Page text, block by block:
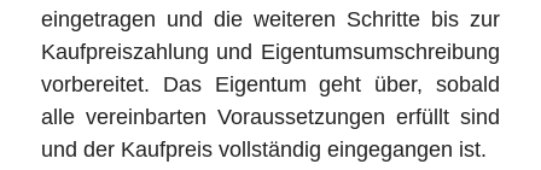
eingetragen und die weiteren Schritte bis zur
Kaufpreiszahlung und Eigentumsumschreibung
vorbereitet. Das Eigentum geht über, sobald
alle vereinbarten Voraussetzungen erfüllt sind
und der Kaufpreis vollständig eingegangen ist.